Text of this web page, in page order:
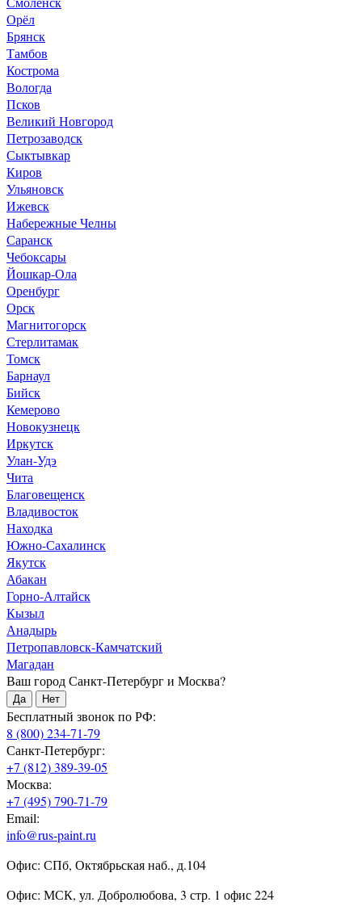
Орёл
Брянск
Тамбов
Кострома
Вологда
Псков
Великий Новгород
Петрозаводск
Сыктывкар
Киров
Ульяновск
Ижевск
Набережные Челны
Саранск
Чебоксары
Йошкар-Ола
Оренбург
Орск
Магнитогорск
Стерлитамак
Томск
Барнаул
Бийск
Кемерово
Новокузнецк
Иркутск
Улан-Удэ
Чита
Благовещенск
Владивосток
Находка
Южно-Сахалинск
Якутск
Абакан
Горно-Алтайск
Кызыл
Анадырь
Петропавловск-Камчатский
Магадан
Ваш город Санкт-Петербург и Москва?
Да Нет
Бесплатный звонок по РФ:
8 (800) 234-71-79
Санкт-Петербург:
+7 (812) 389-39-05
Москва:
+7 (495) 790-71-79
Email:
info@rus-paint.ru
Офис: СПб, Октябрьская наб., д.104
Офис: МСК, ул. Добролюбова, 3 стр. 1 офис 224